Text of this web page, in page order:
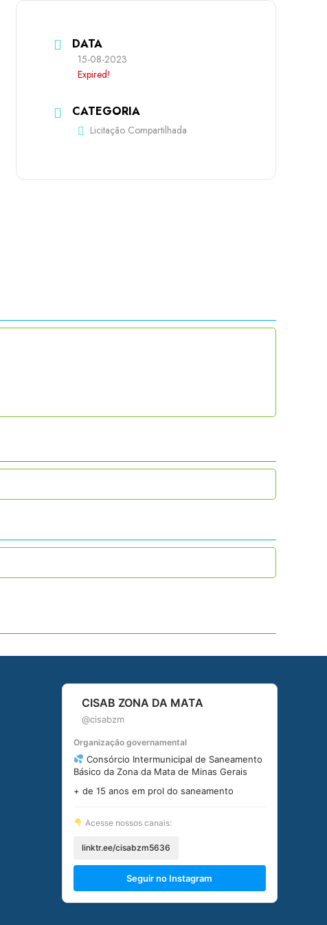
DATA
15-08-2023
Expired!
CATEGORIA
Licitação Compartilhada
CISAB ZONA DA MATA
@cisabzm
Organização governamental
Consórcio Intermunicipal de Saneamento
Básico da Zona da Mata de Minas Gerais
+ de 15 anos em prol do saneamento
Acesse nossos canais:
linktr.ee/cisabzm5636
Seguir no Instagram